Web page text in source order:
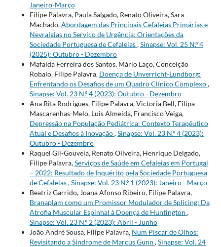
Janeiro-Março
Filipe Palavra, Paula Salgado, Renato Oliveira, Sara
Machado,Abordagem das Principais Cefaleias Primárias e
Nevralgias no Serviço de Urgência: Orientações da
Sociedade Portuguesa de Cefaleias,Sinapse: Vol. 25 N.º 4
(2025): Outubro - Dezembro
Mafalda Ferreira dos Santos, Mário Laço, Conceição
Robalo, Filipe Palavra, Doença de Unverricht-Lundborg:
Enfrentando os Desafios de um Quadro Clínico Complexo,
Sinapse: Vol. 23 N.º 4 (2023): Outubro - Dezembro
Ana Rita Rodrigues, Filipe Palavra, Victoria Bell, Filipa
Mascarenhas-Melo, Luis Almeida, Francisco Veiga,
Depressão na População Pediátrica: Contexto Terapêutico
Atual e Desafios à Inovação,Sinapse: Vol. 23 N.º 4 (2023):
Outubro - Dezembro
Raquel Gil-Gouveia, Renato Oliveira, Henrique Delgado,
Filipe Palavra,Serviços de Saúde em Cefaleias em Portugal
– 2022: Resultado de Inquérito pela Sociedade Portuguesa
de Cefaleias,Sinapse: Vol. 23 N.º 1 (2023): Janeiro - Março
Beatriz Garrido, Joana Afonso Ribeiro, Filipe Palavra,
Branaplam como um Promissor Modulador de Splicing: Da
Atrofia Muscular Espinhal à Doença de Huntington ,
Sinapse: Vol. 23 N.º 2 (2023): Abril - Junho
João André Sousa, Filipe Palavra, Num Piscar de Olhos:
Revisitando a Síndrome de Marcus Gunn ,Sinapse: Vol. 24